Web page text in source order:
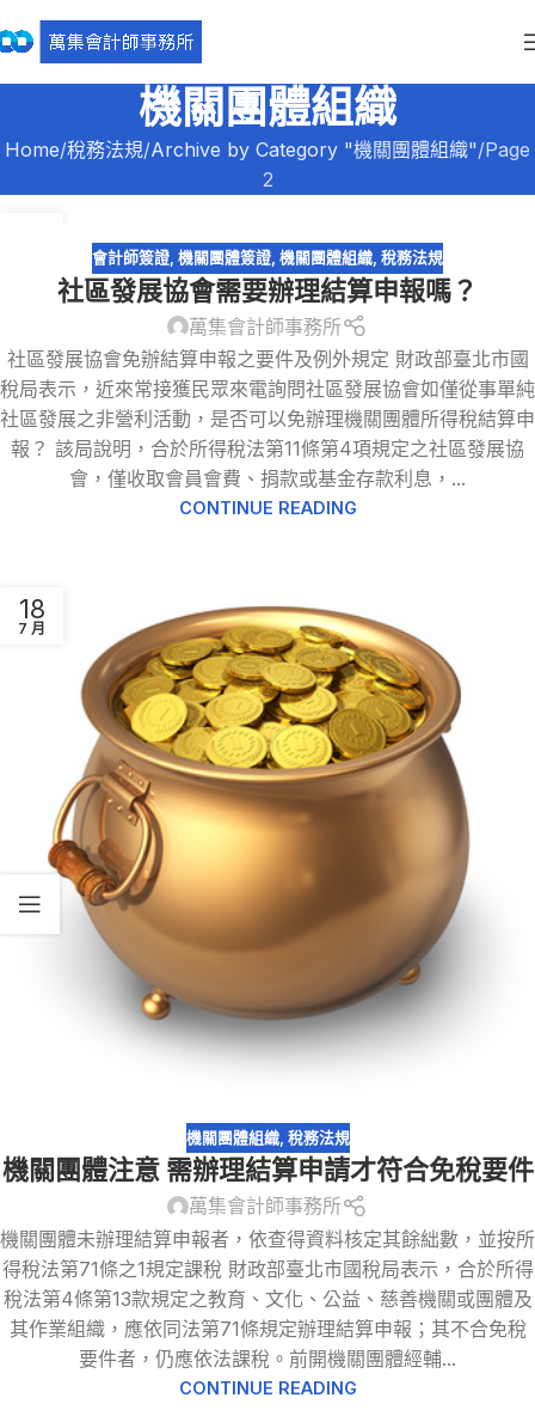
機關團體組織
Home 稅務法規 Archive by Category "機關團體組織" Page
2
會計師簽證, 機關團體簽證, 機關團體組織, 稅務法規
社區發展協會需要辦理結算申報嗎？
萬集會計師事務所
社區發展協會免辦結算申報之要件及例外規定 財政部臺北市國
稅局表示，近來常接獲民眾來電詢問社區發展協會如僅從事單純
社區發展之非營利活動，是否可以免辦理機關團體所得稅結算申
報？ 該局說明，合於所得稅法第11條第4項規定之社區發展協
會，僅收取會員會費、捐款或基金存款利息，...
CONTINUE READING
18
7 月
機關團體組織, 稅務法規
機關團體注意 需辦理結算申請才符合免稅要件
萬集會計師事務所
機關團體未辦理結算申報者，依查得資料核定其餘絀數，並按所
得稅法第71條之1規定課稅 財政部臺北市國稅局表示，合於所得
稅法第4條第13款規定之教育、文化、公益、慈善機關或團體及
其作業組織，應依同法第71條規定辦理結算申報；其不合免稅
要件者，仍應依法課稅。前開機關團體經輔...
CONTINUE READING